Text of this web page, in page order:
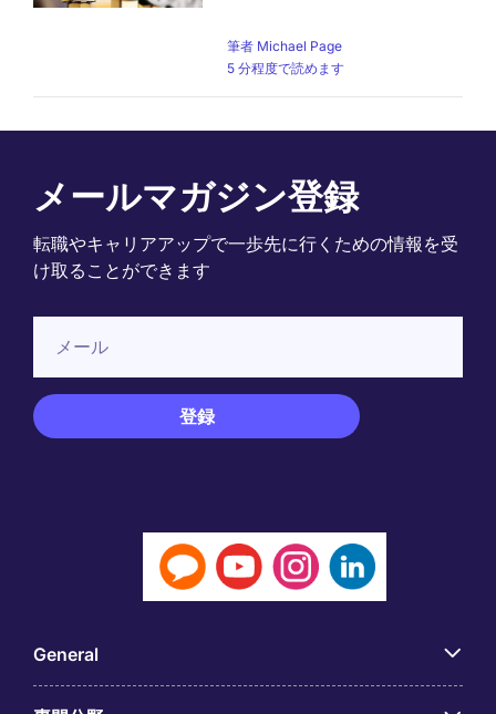
筆者 Michael Page
5 分程度で読めます
メールマガジン登録
転職やキャリアアップで一歩先に行くための情報を受
け取ることができます
General